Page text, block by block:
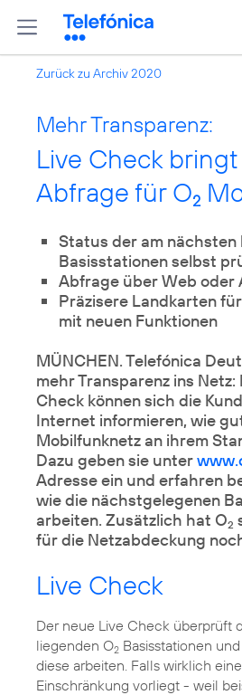
Zurück zu Archiv 2020
Mehr Transparenz:
Live Check
Abfrage für O2
Status der am nächsten
Basisstationen selbst
Abfrage über Web oder
Präzisere Landkarten
mit neuen Funktionen
MÜNCHEN. Telefónica
mehr Transparenz ins
Check können sich die
Internet informieren, wie
Mobilfunknetz an ihrem
Dazu geben sie unter
Adresse ein und erfahren
wie die nächstgelegenen
arbeiten. Zusätzlich hat O2
für die Netzabdeckung
Live Check
Der neue Live Check überprüft
liegenden O2 Basisstationen
diese arbeiten. Falls wirklich
Einschränkung vorliegt - weil